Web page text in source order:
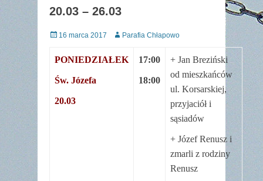
20.03 – 26.03
Posted
16 marca 2017 AuthorParafia Chłapowo
PONIEDZIAŁEK
Św. Józefa
20.03
17:00
18:00
+ Jan Breziński
od mieszkańców
ul. Korsarskiej,
przyjaciół i
sąsiadów
+ Józef Renusz i
zmarli z rodziny
Renusz